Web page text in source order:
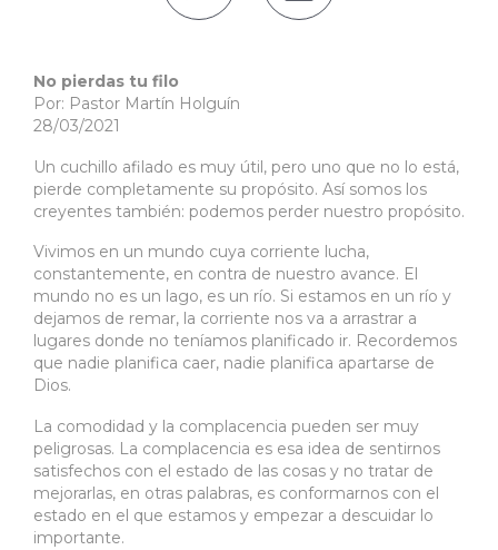
No pierdas tu filo
Por: Pastor Martín Holguín
28/03/2021
Un cuchillo afilado es muy útil, pero uno que no lo está,
pierde completamente su propósito. Así somos los
creyentes también: podemos perder nuestro propósito.
Vivimos en un mundo cuya corriente lucha,
constantemente, en contra de nuestro avance. El
mundo no es un lago, es un río. Si estamos en un río y
dejamos de remar, la corriente nos va a arrastrar a
lugares donde no teníamos planificado ir. Recordemos
que nadie planifica caer, nadie planifica apartarse de
Dios.
La comodidad y la complacencia pueden ser muy
peligrosas. La complacencia es esa idea de sentirnos
satisfechos con el estado de las cosas y no tratar de
mejorarlas, en otras palabras, es conformarnos con el
estado en el que estamos y empezar a descuidar lo
importante.